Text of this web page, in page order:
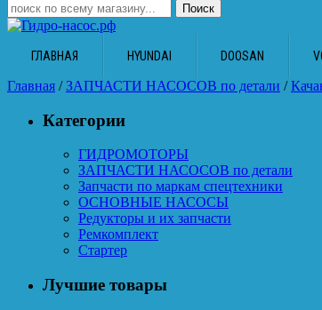
ГЛАВНАЯ HYUNDAI DOOSAN
Главная /ЗАПЧАСТИ НАСОСОВ по детали /
Категории
ГИДРОМОТОРЫ
ЗАПЧАСТИ НАСОСОВ по детали
Запчасти по маркам спецтехники
ОСНОВНЫЕ НАСОСЫ
Редукторы и их запчасти
Ремкомплект
Стартер
Лучшие товары